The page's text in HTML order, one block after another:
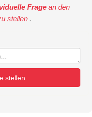
Frage an den
stellen .
stellen